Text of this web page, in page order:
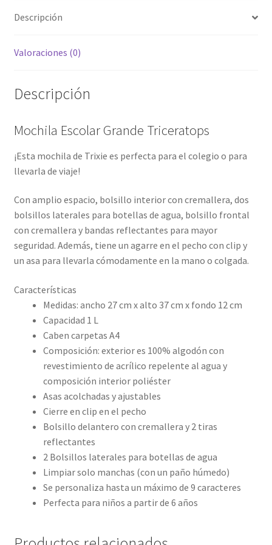
Descripción
Valoraciones (0)
Descripción
Mochila Escolar Grande Triceratops
¡Esta mochila de Trixie es perfecta para el colegio o para
llevarla de viaje!
Con amplio espacio, bolsillo interior con cremallera, dos
bolsillos laterales para botellas de agua, bolsillo frontal
con cremallera y bandas reflectantes para mayor
seguridad. Además, tiene un agarre en el pecho con clip y
un asa para llevarla cómodamente en la mano o colgada.
Características
Medidas: ancho 27 cm x alto 37 cm x fondo 12 cm
Capacidad 1 L
Caben carpetas A4
Composición: exterior es 100% algodón con
revestimiento de acrílico repelente al agua y
composición interior poliéster
Asas acolchadas y ajustables
Cierre en clip en el pecho
Bolsillo delantero con cremallera y 2 tiras
reflectantes
2 Bolsillos laterales para botellas de agua
Limpiar solo manchas (con un paño húmedo)
Se personaliza hasta un máximo de 9 caracteres
Perfecta para niños a partir de 6 años